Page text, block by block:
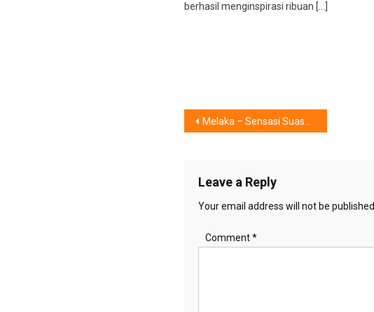
berhasil menginspirasi ribuan […]
Post
Melaka – Sensasi Suasana Kota Tua
Leave a Reply
Your email address will not be published.
Comment*